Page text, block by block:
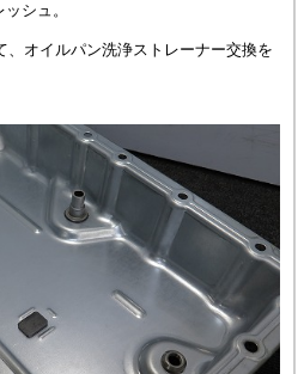
シュ。
、オイルパン洗浄ストレーナー交換を